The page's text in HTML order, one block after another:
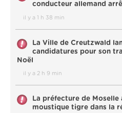
conducteur allemand
il y a 1 h 38 min
La Ville de Creutzwald
candidatures pour son
Noël
il y a 2 h 9 min
La préfecture de Moselle
moustique tigre dans la